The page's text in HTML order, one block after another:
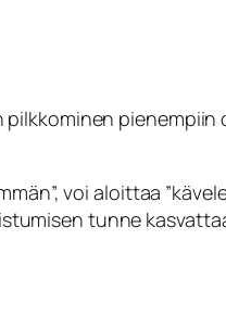
pienempiin
voi aloittaa
tunne